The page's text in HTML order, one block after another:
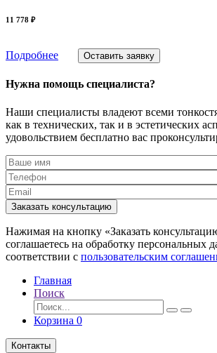
11 778 ₽
Подробнее Оставить заявку
Нужна помощь специалиста?
Наши специалисты владеют всеми
как в технических, так и в эстетических
удовольствием бесплатно вас
Заказать консультацию
Нажимая на кнопку «Заказать
соглашаетесь на обработку персональных
соответствии с пользовательским
Главная
Поиск
Корзина 0
Контакты